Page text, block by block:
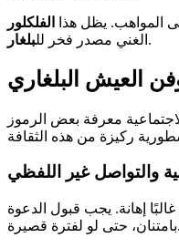
المواهب. يظل هذا
الفلكلور
الغني مصدر فخر للبلغار .
العيش البلغاري
معرفة بعض الرموز
والتواصل غير اللفظي
غالبًا إهانة. يجب قبول الدعوة
بامتنان، حتى لو لفترة قصيرة.